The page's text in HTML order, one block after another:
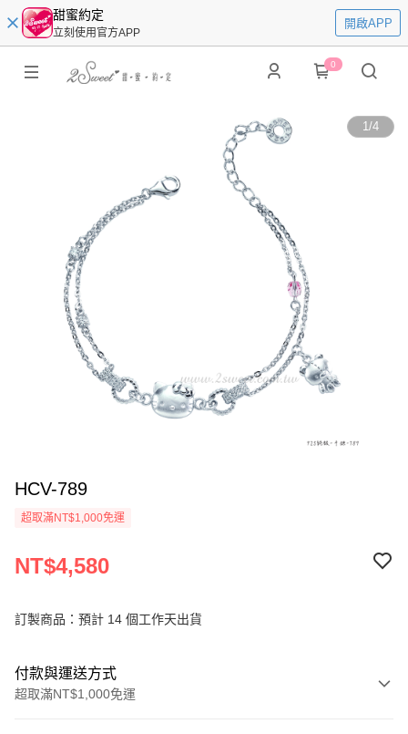
甜蜜約定
立刻使用官方APP
開啟APP
0
1/4
HCV-789
超取滿NT$1,000免運
NT$4,580
訂製商品：預計 14 個工作天出貨
付款與運送方式
超取滿NT$1,000免運